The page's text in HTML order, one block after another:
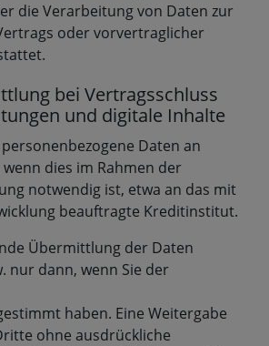
die Verarbeitung von Daten zur
oder vorvertraglicher
bei Vertragsschluss
und digitale Inhalte
Daten an
dies im Rahmen der
notwendig ist, etwa an das mit
beauftragte Kreditinstitut.
Übermittlung der Daten
nur dann, wenn Sie der
haben. Eine Weitergabe
ohne ausdrückliche